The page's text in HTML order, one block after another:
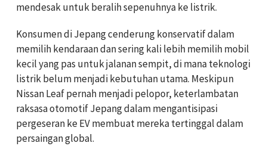
mendesak untuk beralih sepenuhnya ke listrik.
Konsumen di Jepang cenderung konservatif dalam
memilih kendaraan dan sering kali lebih memilih mobil
kecil yang pas untuk jalanan sempit, di mana teknologi
listrik belum menjadi kebutuhan utama. Meskipun
Nissan Leaf pernah menjadi pelopor, keterlambatan
raksasa otomotif Jepang dalam mengantisipasi
pergeseran ke EV membuat mereka tertinggal dalam
persaingan global.